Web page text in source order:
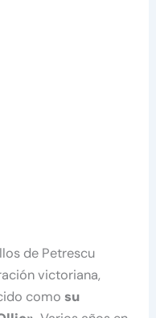
de Petrescu
victoriana,
como su